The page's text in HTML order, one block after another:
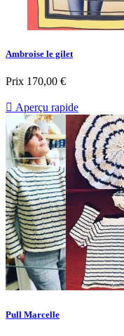
Ambroise le gilet
Prix 170,00 €
 Aperçu rapide
Pull Marcelle